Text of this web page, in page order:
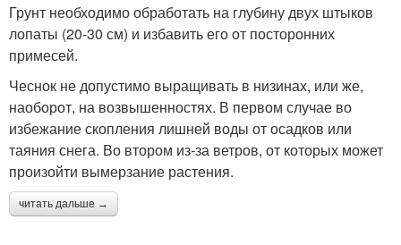
Грунт необходимо обработать на глубину двух штыков
лопаты (20-30 см) и избавить его от посторонних
примесей.
Чеснок не допустимо выращивать в низинах, или же,
наоборот, на возвышенностях. В первом случае во
избежание скопления лишней воды от осадков или
таяния снега. Во втором из-за ветров, от которых может
произойти вымерзание растения.
читать дальше →